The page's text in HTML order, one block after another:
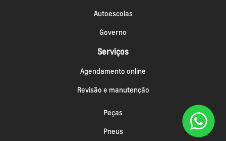
Autoescolas
Governo
Serviços
Agendamento online
Revisão e manutenção
Peças
Pneus